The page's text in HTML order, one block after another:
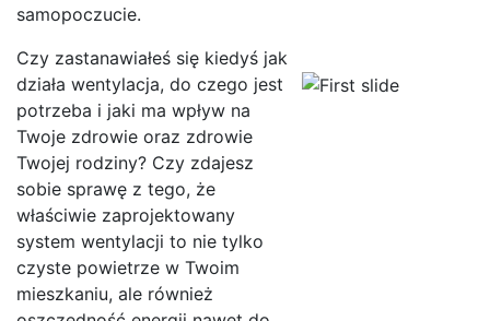
samopoczucie.
Czy zastanawiałeś się kiedyś jak
działa wentylacja, do czego jest
potrzeba i jaki ma wpływ na
Twoje zdrowie oraz zdrowie
Twojej rodziny? Czy zdajesz
sobie sprawę z tego, że
właściwie zaprojektowany
system wentylacji to nie tylko
czyste powietrze w Twoim
mieszkaniu, ale również